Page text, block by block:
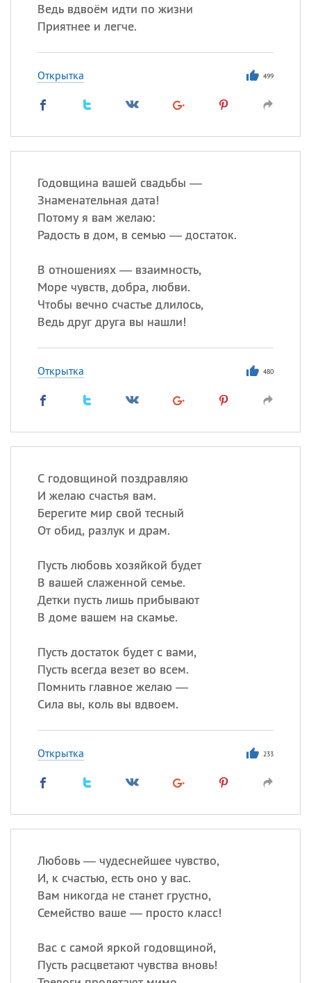
Ведь вдвоём идти по жизни
Приятнее и легче.
Открытка 499
Годовщина вашей свадьбы —
Знаменательная дата!
Потому я вам желаю:
Радость в дом, в семью — достаток.
В отношениях — взаимность,
Море чувств, добра, любви.
Чтобы вечно счастье длилось,
Ведь друг друга вы нашли!
Открытка 480
С годовщиной поздравляю
И желаю счастья вам.
Берегите мир свой тесный
От обид, разлук и драм.
Пусть любовь хозяйкой будет
В вашей слаженной семье.
Детки пусть лишь прибывают
В доме вашем на скамье.
Пусть достаток будет с вами,
Пусть всегда везет во всем.
Помнить главное желаю —
Сила вы, коль вы вдвоем.
Открытка 233
Любовь — чудеснейшее чувство,
И, к счастью, есть оно у вас.
Вам никогда не станет грустно,
Семейство ваше — просто класс!
Вас с самой яркой годовщиной,
Пусть расцветают чувства вновь!